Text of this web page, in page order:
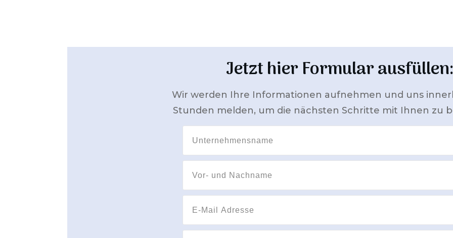
Jetzt hier Formular ausfüllen:
Wir werden Ihre Informationen aufnehmen und uns
Stunden melden, um die nächsten Schritte mit Ihnen zu